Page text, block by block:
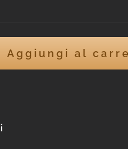
Aggiungi al